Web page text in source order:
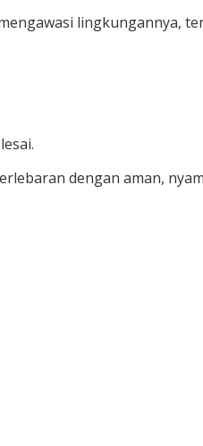
lingkungannya,
dengan aman,